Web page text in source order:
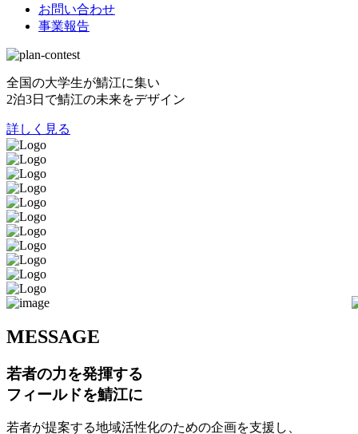
お問い合わせ
事業報告
全国の大学生が鯖江に集い
2泊3日で鯖江の未来をデザイン
詳しく見る
MESSAGE
若者の力を発揮する
フィールドを鯖江に
若者が提案する地域活性化のための企画を支援し、